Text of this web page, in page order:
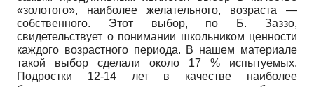
«золотого», наиболее желательного, возраста —
собственного. Этот выбор, по Б. Заззо,
свидетельствует о понимании школьником ценности
каждого возрастного периода. В нашем материале
такой выбор сделали около 17 % испытуемых.
Подростки 12-14 лет в качестве наиболее